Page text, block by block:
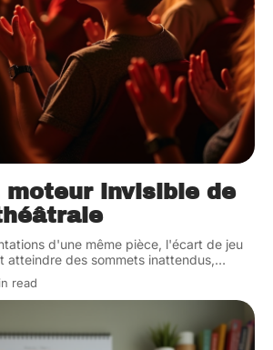
moteur invisible de
d'une même pièce, l'écart de jeu
atteindre des sommets inattendus,…
read